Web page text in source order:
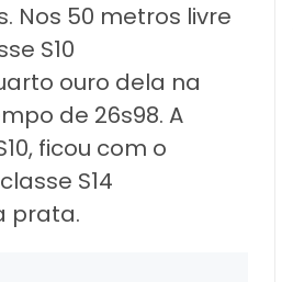
Nos 50 metros livre
S10
ouro dela na
de 26s98. A
ficou com o
S14
prata.